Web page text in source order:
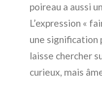
poireau a aussi
L’expression «
une signification
laisse chercher
curieux, mais